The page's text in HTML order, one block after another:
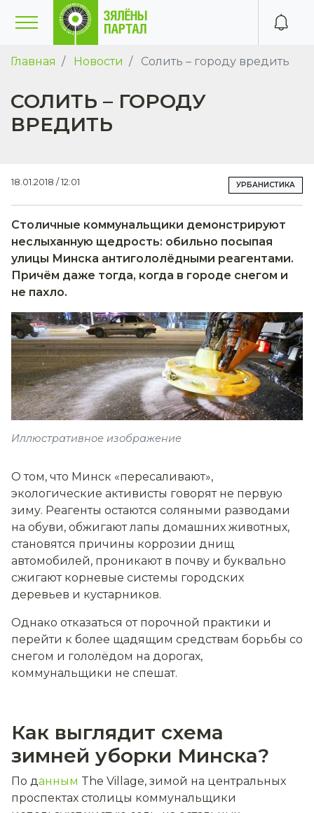
Главная Новости Солить – городу вредить
СОЛИТЬ – ГОРОДУ
ВРЕДИТЬ
18.01.2018 / 12:01 УРБАНИСТИКА
Столичные коммунальщики демонстрируют
неслыханную щедрость: обильно посыпая
улицы Минска антигололёдными реагентами.
Причём даже тогда, когда в городе снегом и
не пахло.
Иллюстративное изображение
О том, что Минск «пересаливают»,
экологические активисты говорят не первую
зиму. Реагенты остаются соляными разводами
на обуви, обжигают лапы домашних животных,
становятся причины коррозии днищ
автомобилей, проникают в почву и буквально
сжигают корневые системы городских
деревьев и кустарников.
Однако отказаться от порочной практики и
перейти к более щадящим средствам борьбы со
снегом и гололёдом на дорогах,
коммунальщики не спешат.
Как выглядит схема
зимней уборки Минска?
По данным The Village, зимой на центральных
проспектах столицы коммунальщики